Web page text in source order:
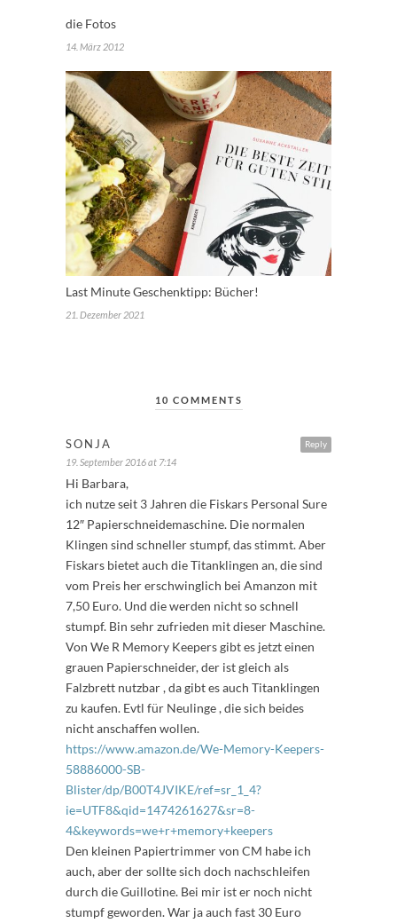
die Fotos
14. März 2012
Last Minute Geschenktipp: Bücher!
21. Dezember 2021
10 COMMENTS
Reply
SONJA
19. September 2016 at 7:14
Hi Barbara,
ich nutze seit 3 Jahren die Fiskars Personal Sure
12″ Papierschneidemaschine. Die normalen
Klingen sind schneller stumpf, das stimmt. Aber
Fiskars bietet auch die Titanklingen an, die sind
vom Preis her erschwinglich bei Amanzon mit
7,50 Euro. Und die werden nicht so schnell
stumpf. Bin sehr zufrieden mit dieser Maschine.
Von We R Memory Keepers gibt es jetzt einen
grauen Papierschneider, der ist gleich als
Falzbrett nutzbar , da gibt es auch Titanklingen
zu kaufen. Evtl für Neulinge , die sich beides
nicht anschaffen wollen.
https://www.amazon.de/We-Memory-Keepers-
58886000-SB-
Blister/dp/B00T4JVIKE/ref=sr_1_4?
ie=UTF8&qid=1474261627&sr=8-
4&keywords=we+r+memory+keepers
Den kleinen Papiertrimmer von CM habe ich
auch, aber der sollte sich doch nachschleifen
durch die Guillotine. Bei mir ist er noch nicht
stumpf geworden. War ja auch fast 30 Euro